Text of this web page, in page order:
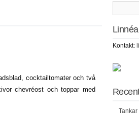
cocktailtomater och två
chevréost och toppar med
Kontakt: